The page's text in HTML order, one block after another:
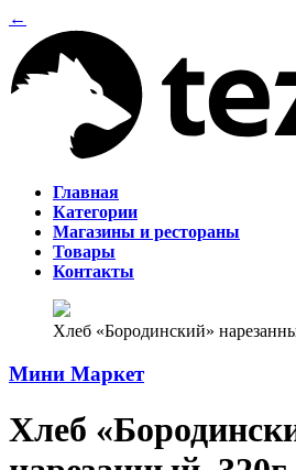
←
Главная
Категории
Магазины и рестораны
Товары
Контакты
Хлеб «Бородинский»
Мини Маркет
Хлеб